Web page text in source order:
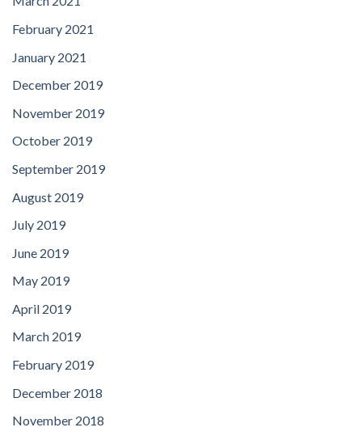
February 2021
January 2021
December 2019
November 2019
October 2019
September 2019
August 2019
July 2019
June 2019
May 2019
April 2019
March 2019
February 2019
December 2018
November 2018